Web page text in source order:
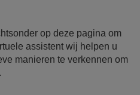
op deze pagina om
assistent wij helpen u
manieren te verkennen om